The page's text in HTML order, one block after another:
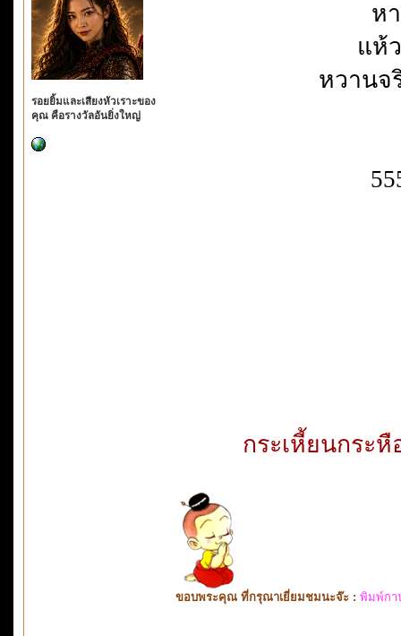
รอยยิ้มและเสียงหัวเราะของ
คุณ คือรางวัลอันยิ่งใหญ่
ห
แห้
หวานจ
กระเหี้ยนกระหื
ขอบพระคุณ ที่กรุณาเยี่ยมชมนะจ๊ะ : พิมพ์กา